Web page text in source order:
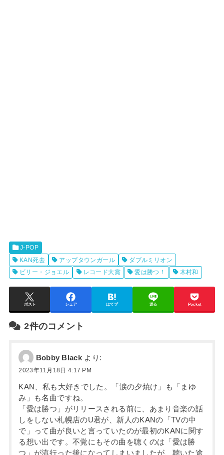
J-POP
KAN死去
アップタウンガール
ダブルミリオン
ビリー・ジョエル
レコード大賞 愛は勝つ！ 木村和
ポスト シェア はてブ 送る Pocket
2件のコメント
Bobby Black より:
2023年11月18日 4:17 PM
KAN、私も大好きでした。「涙の夕焼け」も「まゆ
み」も名曲ですね。
「愛は勝つ」がリリースされる前に、あまり音楽の話
しをしない札幌店のU君が、新人のKANの「TVの中
で」って曲が良いと言っていたのが最初のKANに関す
る想い出です。不覚にもその曲を聴くのは「愛は勝
つ」が流行った後になってしまいましたが、聴いた途